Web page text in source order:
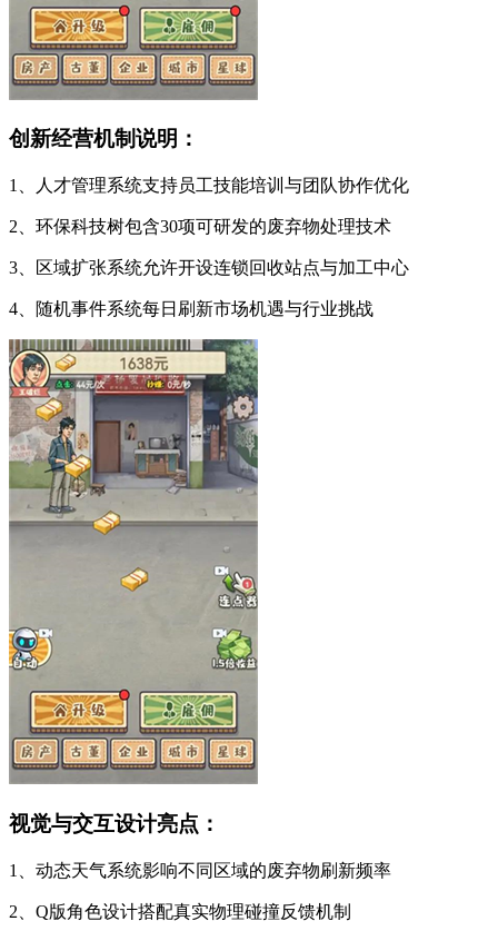
创新经营机制说明：
1、人才管理系统支持员工技能培训与团队协作优化
2、环保科技树包含30项可研发的废弃物处理技术
3、区域扩张系统允许开设连锁回收站点与加工中心
4、随机事件系统每日刷新市场机遇与行业挑战
视觉与交互设计亮点：
1、动态天气系统影响不同区域的废弃物刷新频率
2、Q版角色设计搭配真实物理碰撞反馈机制